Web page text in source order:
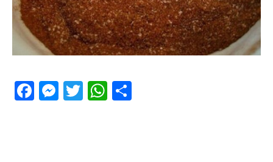
Facebook
Messenger
TwitterWhatsApp